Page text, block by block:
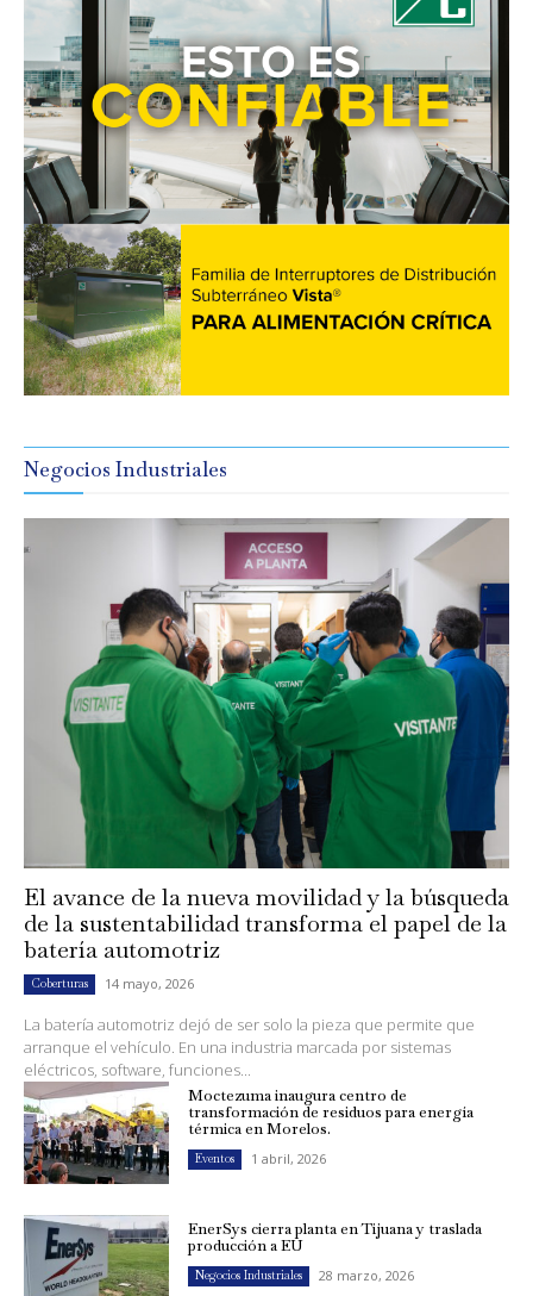
Negocios Industriales
El avance de la nueva movilidad y la búsqueda
de la sustentabilidad transforma el papel de la
batería automotriz
Coberturas 14 mayo, 2026
La batería automotriz dejó de ser solo la pieza que permite que
arranque el vehículo. En una industria marcada por sistemas
eléctricos, software, funciones...
Moctezuma inaugura centro de
transformación de residuos para energía
térmica en Morelos.
Eventos 1 abril, 2026
EnerSys cierra planta en Tijuana y traslada
producción a EU
Negocios Industriales 28 marzo, 2026